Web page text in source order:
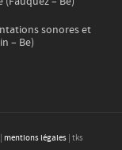
sonores et
– Be)
| mentions légales | tks